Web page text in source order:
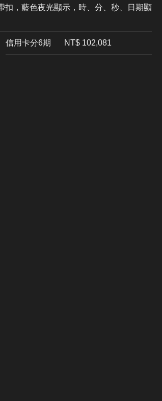
扣，藍色夜光顯示，時、分、秒、日期顯
信用卡分6期 NT$ 102,081